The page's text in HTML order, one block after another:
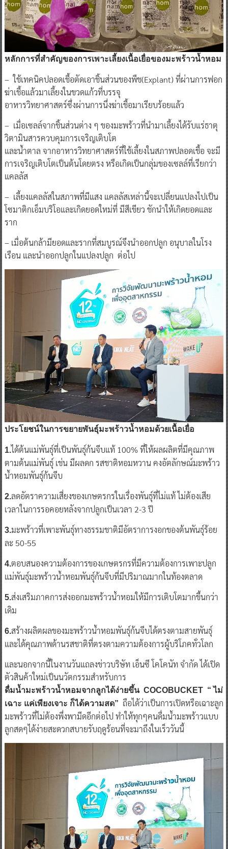
หลักการที่สำคัญของการเพาะเลี้ยงเนื้อเยื่อของมะพร้าวน้ำหอม
– ใช้เทคนิคปลอดเชื้อตัดเอาชิ้นส่วนของพืช(Explant) ที่ผ่านการฟอก
ฆ่าเชื้อแล้วมาเลี้ยงในขวดแก้วที่บรรจุ
อาหารวิทยาศาสตร์ซึ่งผ่านการนึ่งฆ่าเชื้อมาเรียบร้อยแล้ว
– เมื่อเซลล์จากชิ้นส่วนต่าง ๆ ของมะพร้าวที่นำมาเลี้ยงได้รับแร่ธาตุ
วิตามินสารควบคุมการเจริญเติบโต
และน้ำตาล จากอาหารวิทยาศาสตร์ที่ใช้เลี้ยงในสภาพปลอดเชื้อ จะมี
การเจริญเติบโตเป็นต้นโดยตรง หรือเกิดเป็นกลุ่มของเซลล์ที่เรียกว่า
แคลลัส
– เลี้ยงแคลลัสในสภาพที่มีแสง แคลลัสเหล่านี้จะเปลี่ยนแปลงไปเป็น
โซมาติกเอ็มบริโอและเกิดยอดใหม่ที่ มีสีเขียว ชักนำให้เกิดยอดและ
ราก
– เมื่อต้นกล้ามียอดและรากที่สมบูรณ์จึงนำออกปลูก อนุบาลในโรง
เรือน และนำออกปลูกในแปลงปลูก ต่อไป
ประโยชน์ในการขยายพันธุ์มะพร้าวน้ำหอมด้วยเนื้อเยื่อ
1.ได้ต้นแม่พันธุ์ที่เป็นพันธุ์ก้นจีบแท้ 100% ที่ให้ผลผลิตที่มีคุณภาพ
ตามต้นแม่พันธุ์ เช่น มีผลดก รสชาติหอมหวาน คงอัตลักษณ์มะพร้าว
น้ำหอมพันธุ์ก้นจีบ
2.ลดอัตราความเสี่ยงของเกษตรกรในเรื่องพันธุ์ที่ไม่แท้ ไม่ต้องเสีย
เวลาในการรอคอยหลังจากปลูกเป็นเวลา 2-3 ปี
3.มะพร้าวที่เพาะพันธุ์ทางธรรมชาติมีอัตราการงอกของต้นพันธุ์ร้อย
ละ 50-55
4.ตอบสนองความต้องการของเกษตรกรที่มีความต้องการเพาะปลูก
แม่พันธุ์มะพร้าวน้ำหอมพันธุ์ก้นจีบที่มีปริมาณมากในท้องตลาด
5.ส่งเสริมภาคการส่งออกมะพร้าวน้ำหอมให้มีการเติบโตมากขึ้นกว่า
เดิม
6.สร้างผลิตผลของมะพร้าวน้ำหอมพันธุ์ก้นจีบได้ตรงตามสายพันธุ์
และได้คุณภาพด้านรสชาติที่ตรงตามความต้องการผู้บริโภคทั่วโลก
และนอกจากนี้ในงานวันแถลงข่าวบริษัท เอ็นซี โคโคนัท จำกัด ได้เปิด
ตัวสินค้าใหม่เป็นนวัตกรรมสำหรับการ
ดื่มน้ำมะพร้าวน้ำหอมจากลูกได้ง่ายขึ้น COCOBUCKET “ ไม่
เฉาะ แค่เพียงเจาะ ก็ได้ความสด” ถือได้ว่าเป็นการเปิดหรือเฉาะลูก
มะพร้าวที่ไม่ต้องพึ่งพามีดอีกต่อไป ทำให้ทุกๆคนดื่มน้ำมะพร้าวแบบ
ลูกสดๆได้ง่ายสะดวกสบายรับฤดูร้อนที่จะมาถึงในเร็ววันนี้